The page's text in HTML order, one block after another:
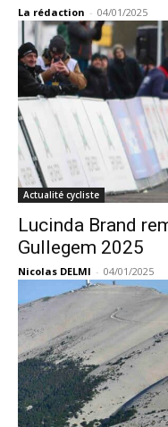
La rédaction - 04/01/2025
Actualité cycliste
Lucinda Brand
Gullegem 2025
Nicolas DELMI - 04/01/2025